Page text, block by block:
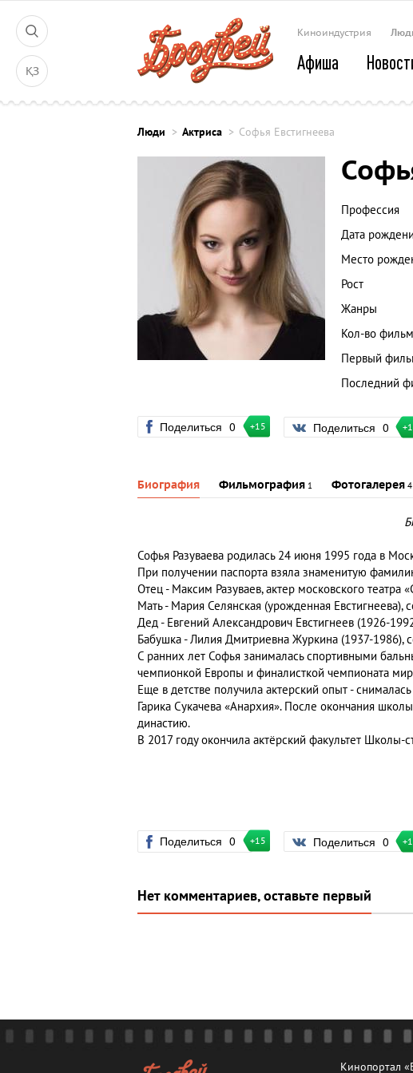
ҚЗ
Киноиндустрия
Афиша
Люди Актриса Софья Евстигнеева
Профессия
Дата
Место
Рост
Жанры
Кол-во
Первый
Последний
Поделиться 0 +15 Поделиться 0
Биография Фильмография 1 Фотогалерея 4
Софья Разуваева родилась 24 июня 1995 года в
При получении паспорта взяла знаменитую
Отец - Максим Разуваев, актер московского
Мать - Мария Селянская (урожденная Евстигнеева),
Дед - Евгений Александрович Евстигнеев (1926-
Бабушка - Лилия Дмитриевна Журкина (1937-1986),
С ранних лет Софья занималась спортивными
чемпионкой Европы и финалисткой чемпионата
Еще в детстве получила актерский опыт -
Гарика Сукачева «Анархия». После окончания
династию.
В 2017 году окончила актёрский факультет Школы-
Поделиться 0 +15 Поделиться 0
Нет комментариев, оставьте первый
Кинопортал